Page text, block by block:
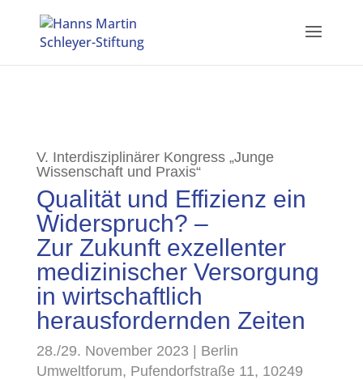
V. Interdisziplinärer Kongress „Junge
Wissenschaft und Praxis“
Qualität und Effizienz ein
Widerspruch? –
Zur Zukunft exzellenter
medizinischer Versorgung
in wirtschaftlich
herausfordernden Zeiten
28./29. November 2023 | Berlin
Umweltforum, Pufendorfstraße 11, 10249